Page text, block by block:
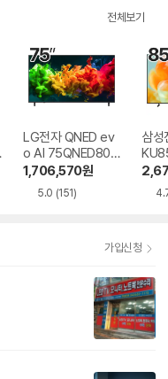
전체보기
LG전자 QNED ev
o AI 75QNED80B
EA
1,706,570원
5.0 (151)
삼성
R
가입신청